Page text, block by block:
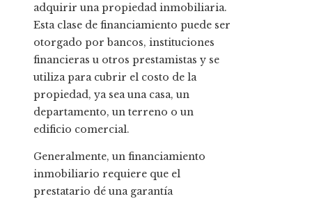
adquirir una propiedad inmobiliaria.
Esta clase de financiamiento puede ser
otorgado por bancos, instituciones
financieras u otros prestamistas y se
utiliza para cubrir el costo de la
propiedad, ya sea una casa, un
departamento, un terreno o un
edificio comercial.
Generalmente, un financiamiento
inmobiliario requiere que el
prestatario dé una garantía